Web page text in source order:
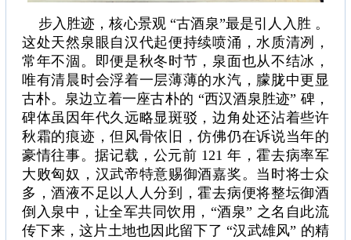
步入胜迹，核心景观 “古酒泉”最是引人入胜 。
这处天然泉眼自汉代起便持续喷涌，水质清冽，
常年不涸。即便是秋冬时节，泉面也从不结冰，
唯有清晨时会浮着一层薄薄的水汽，朦胧中更显
古朴。泉边立着一座古朴的 “西汉酒泉胜迹” 碑，
碑体虽因年代久远略显斑驳，边角处还沾着些许
秋霜的痕迹，但风骨依旧，仿佛仍在诉说当年的
豪情往事。据记载，公元前 121 年，霍去病率军
大败匈奴，汉武帝特意赐御酒嘉奖。当时将士众
多，酒液不足以人人分到，霍去病便将整坛御酒
倒入泉中，让全军共同饮用，“酒泉” 之名自此流
传下来，这片土地也因此留下了 “汉武雄风” 的精